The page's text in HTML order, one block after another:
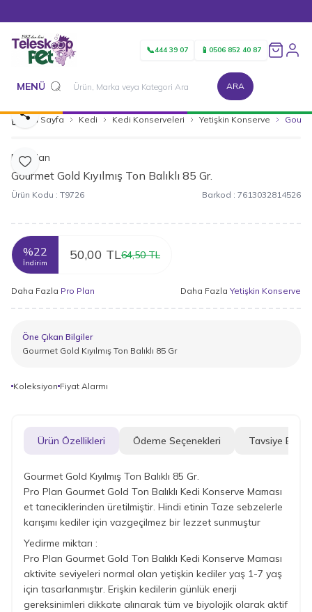
📞444 39 07 📱 0506 852 40 87
MENÜ ARA
Ana Sayfa Kedi Kedi Konserveleri Yetişkin Konserve
Favoriye Ekle
Paylaş
Pro Plan
Gourmet Gold Kıyılmış Ton Balıklı 85 Gr.
Ürün Kodu : T9726 Barkod : 7613032814526
%22
İndirim
50,00 TL64,50TL
Daha Fazla Pro Plan Daha Fazla Yetişkin Konserve
Öne Çıkan Bilgiler
Gourmet Gold Kıyılmış Ton Balıklı 85 Gr
Koleksiyon Fiyat Alarmı
Ürün Özellikleri Ödeme Seçenekleri Tavsiye Et
Gourmet Gold Kıyılmış Ton Balıklı 85 Gr.
Pro Plan Gourmet Gold Ton Balıklı Kedi Konserve Maması
et taneciklerinden üretilmiştir. Hindi etinin Taze sebzelerle
karışımı kediler için vazgeçilmez bir lezzet sunmuştur
Yedirme miktarı :
Pro Plan Gourmet Gold Ton Balıklı Kedi Konserve Maması
aktivite seviyeleri normal olan yetişkin kediler yaş 1-7 yaş
için tasarlanmıştır. Erişkin kedilerin günlük enerji
gereksinimleri dikkate alınarak tüm ve biyolojik olarak aktif